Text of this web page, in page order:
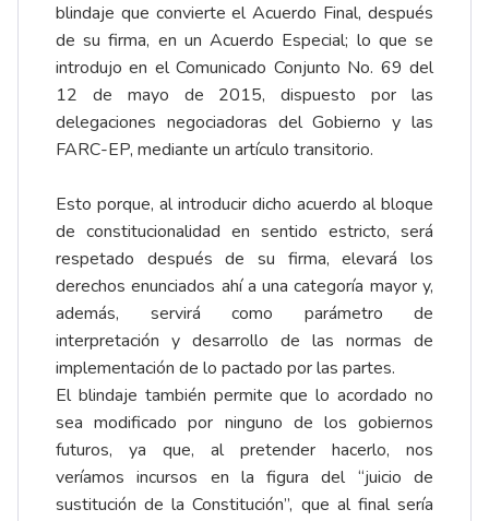
blindaje que convierte el Acuerdo Final, después
de su firma, en un Acuerdo Especial; lo que se
introdujo en el Comunicado Conjunto No. 69 del
12 de mayo de 2015, dispuesto por las
delegaciones negociadoras del Gobierno y las
FARC-EP, mediante un artículo transitorio.
Esto porque, al introducir dicho acuerdo al bloque
de constitucionalidad en sentido estricto, será
respetado después de su firma, elevará los
derechos enunciados ahí a una categoría mayor y,
además, servirá como parámetro de
interpretación y desarrollo de las normas de
implementación de lo pactado por las partes.
El blindaje también permite que lo acordado no
sea modificado por ninguno de los gobiernos
futuros, ya que, al pretender hacerlo, nos
veríamos incursos en la figura del “juicio de
sustitución de la Constitución”, que al final sería